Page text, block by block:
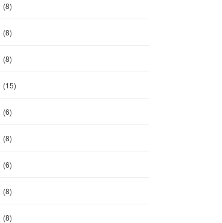
(8)
(8)
(8)
(15)
(6)
(8)
(6)
(8)
(8)